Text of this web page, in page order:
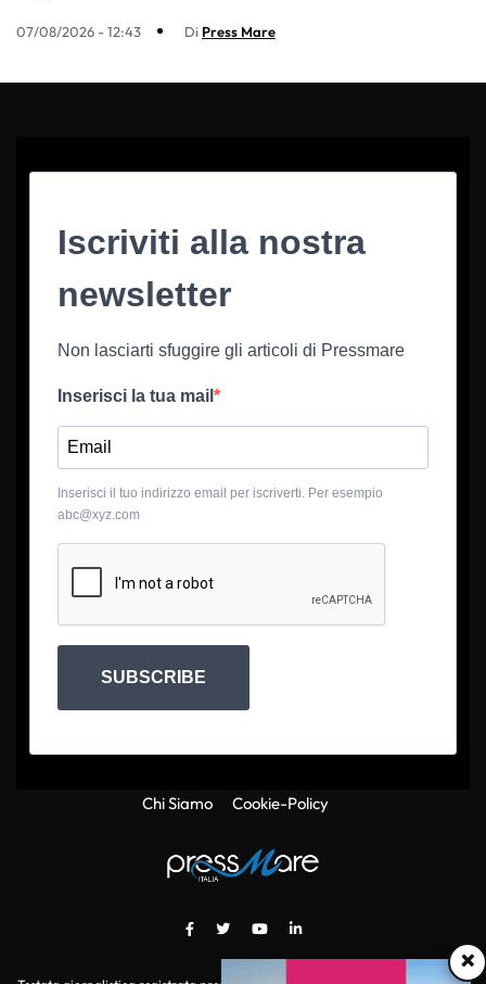
07/08/2026 - 12:43 Di Press Mare
×
Iscriviti alla nostra
newsletter
Non lasciarti sfuggire gli articoli di Pressmare
Inserisci la tua mail
Inserisci il tuo indirizzo email per iscriverti. Per esempio
abc@xyz.com
SUBSCRIBE
Chi Siamo Cookie-Policy